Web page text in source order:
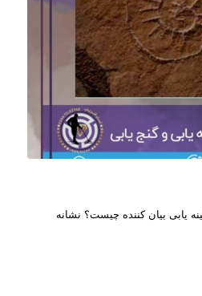
یابی بیان کننده چیست؟ نشانه